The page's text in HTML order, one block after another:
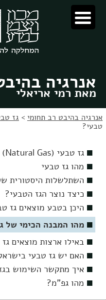
לתוכן
לניווט
אנרגיה
מאת רמי אריאלי
אנרגיה בהיבט רב תחומי > גז
טבעי?
גז טבעי (Natural Gas) כדלק מחצבי
מהו גז טבעי
השתלשלות היסטורית
כיצד נוצר הגז הטבעי?
היכן בטבע מוצאים גז
מהו המבנה הכימי של
באילו ארצות מוצאים
האם יש גז טבעי
איך מתקשר השימוש
מהו גפ"מ?